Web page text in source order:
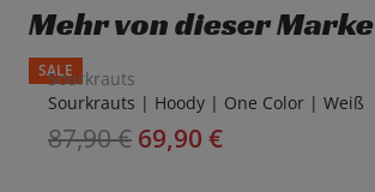
Mehr von dieser Marke
SALE
Sourkrauts
Sourkrauts | Hoody | One Color | Weiß
87,90€ 69,90 €